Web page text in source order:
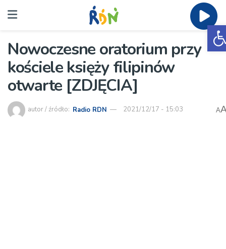
Nowoczesne oratorium przy
kościele księży filipinów
otwarte [ZDJĘCIA]
autor / źródło: Radio RDN 2021/12/17 - 15:03 A